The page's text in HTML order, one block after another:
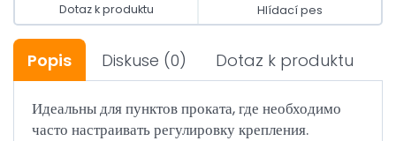
Dotaz k produktu Hlídací pes
Popis Diskuse (0) Dotaz k produktu
Идеальны для пунктов проката, где необходимо
часто настраивать регулировку крепления.